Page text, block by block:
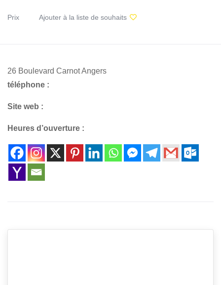
Prix Ajouter à la liste de souhaits
26 Boulevard Carnot Angers
téléphone :
Site web :
Heures d’ouverture :